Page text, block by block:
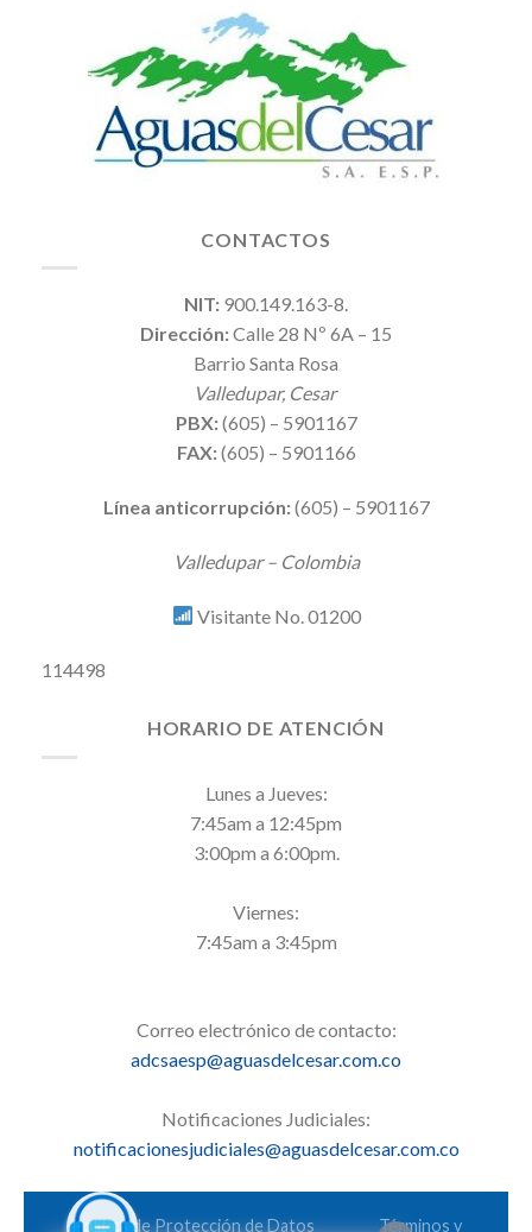
CONTACTOS
NIT: 900.149.163-8.
Dirección:Calle 28 Nº 6A – 15
Barrio Santa Rosa
Valledupar, Cesar
PBX:(605) – 5901167
FAX:(605) – 5901166
Línea anticorrupción:(605) – 5901167
Valledupar – Colombia
Visitante No. 01200
114498
HORARIO DE ATENCIÓN
Lunes a Jueves:
7:45am a 12:45pm
3:00pm a 6:00pm.
Viernes:
7:45am a 3:45pm
Correo electrónico de contacto:
adcsaesp@aguasdelcesar.com.co
Notificaciones Judiciales:
notificacionesjudiciales@aguasdelcesar.com.co
Política de Protección de Datos Términos y